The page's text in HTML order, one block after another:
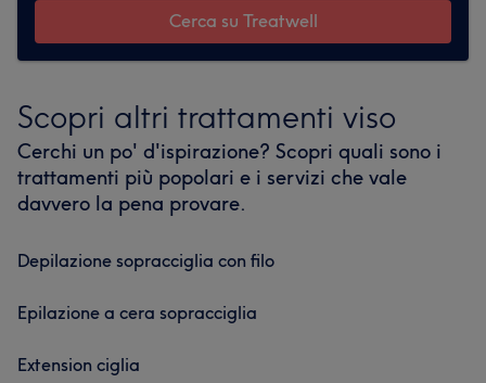
Cerca su Treatwell
Scopri altri trattamenti viso
Cerchi un po' d'ispirazione? Scopri quali sono i
trattamenti più popolari e i servizi che vale
davvero la pena provare.
Depilazione sopracciglia con filo
Epilazione a cera sopracciglia
Extension ciglia